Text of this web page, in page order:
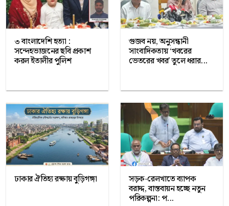
৩ বাংলাদেশি হত্যা :
সন্দেহভাজনের ছবি প্রকাশ
করল ইতালীর পুলিশ
গুজব নয়, অনুসন্ধানী
সাংবাদিকতায় ‘খবরের
ভেতরের খবর’ তুলে ধরার...
ঢাকার ঐতিহ্য রক্ষায় বুড়িগঙ্গা সড়ক-রেলখাতে ব্যাপক
বরাদ্দ, বাস্তবায়ন হচ্ছে নতুন
পরিকল্পনা: প...